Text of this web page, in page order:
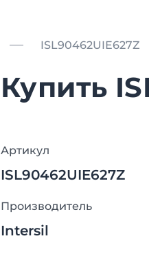
ISL90462UIE627Z
Купить
Артикул
ISL90462UIE627Z
Производитель
Intersil